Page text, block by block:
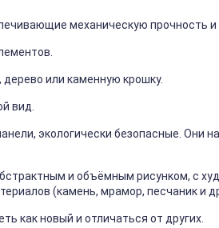
механическую прочность и
или каменную крошку.
вид.
экологически безопасные. Они
и объёмным рисунком, с
(камень, мрамор, песчаник и
как новый и отличаться от других.